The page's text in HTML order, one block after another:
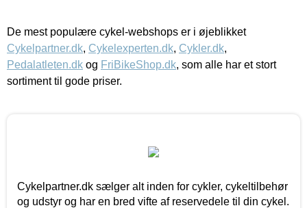
De mest populære cykel-webshops er i øjeblikket
Cykelpartner.dk, Cykelexperten.dk, Cykler.dk,
Pedalatleten.dk og FriBikeShop.dk, som alle har et stort
sortiment til gode priser.
Cykelpartner.dk sælger alt inden for cykler, cykeltilbehør
og udstyr og har en bred vifte af reservedele til din cykel.